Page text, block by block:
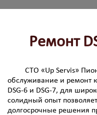
Ремонт
СТО «Up Servis»
обслуживание и ремонт
DSG-6 и DSG-7, для
солидный опыт
долгосрочные решения